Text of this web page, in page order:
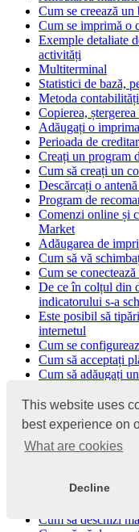
This website uses
best experience on
What are cookies
Decline
Cum se creează
Cum se imprimă o
Exemple detaliate
activități
Multiterminal
Statistici de bază,
Metoda
Copierea,
Adăugați o
Perioada de
Creați un program
Cum să creați un
Descărcați o
Program de
Comenzi online și
Market
Adăugarea de
Cum să vă
Cum se
De ce în colțul din
indicatorului s-a
Este posibil să
internetul
Cum se
Cum să acceptați
Cum să adăugați
Cum să
Cum se sortează
Cum să închizi un
Cum să adăugați
Cum se acceptă
Cum să adăugați
Cum să adăugați
Cum să deschizi